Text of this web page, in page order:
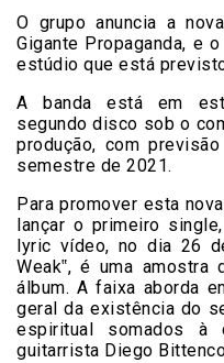
O grupo anuncia a
Gigante Propaganda, e
estúdio que está
A banda está em
segundo disco sob o
produção, com
semestre de 2021.
Para promover esta
lançar o primeiro
lyric vídeo, no dia 26
Weak‟, é uma
álbum. A faixa aborda
geral da existência do
espiritual somados à
guitarrista Diego